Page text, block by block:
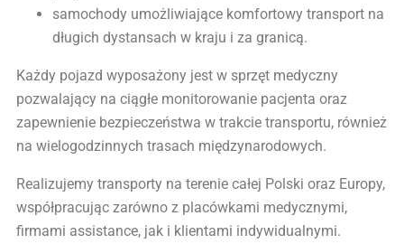
samochody umożliwiające komfortowy transport na
długich dystansach w kraju i za granicą.
Każdy pojazd wyposażony jest w sprzęt medyczny
pozwalający na ciągłe monitorowanie pacjenta oraz
zapewnienie bezpieczeństwa w trakcie transportu, również
na wielogodzinnych trasach międzynarodowych.
Realizujemy transporty na terenie całej Polski oraz Europy,
współpracując zarówno z placówkami medycznymi,
firmami assistance, jak i klientami indywidualnymi.